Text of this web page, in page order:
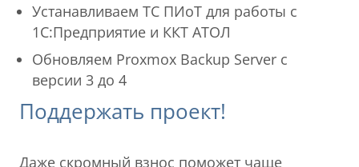
Устанавливаем ТС ПИоТ для работы с
1С:Предприятие и ККТ АТОЛ
Обновляем Proxmox Backup Server с
версии 3 до 4
Поддержать проект!
Даже скромный взнос поможет чаще